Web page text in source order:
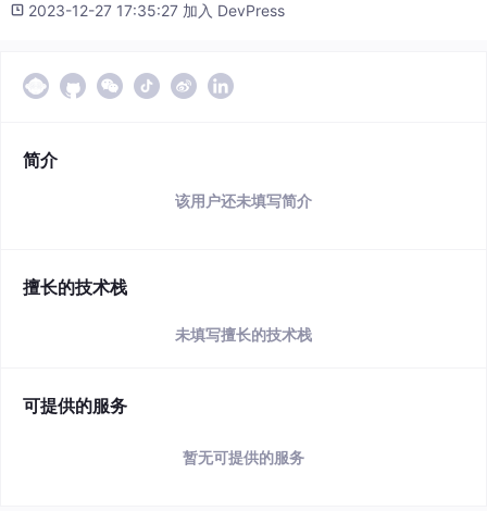
2023-12-27 17:35:27 加入 DevPress
简介
该用户还未填写简介
擅长的技术栈
未填写擅长的技术栈
可提供的服务
暂无可提供的服务